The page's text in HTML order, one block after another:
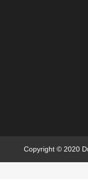
Copyright © 2020